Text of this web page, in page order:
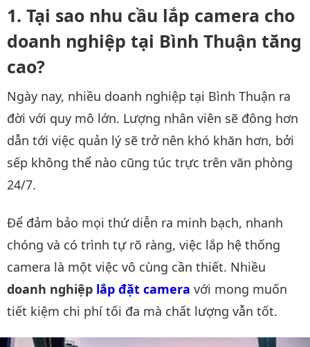
Tại sao nhu cầu lắp camera cho
doanh nghiệp tại Bình Thuận tăng
cao?
Ngày nay, nhiều doanh nghiệp tại Bình Thuận ra
đời với quy mô lớn. Lượng nhân viên sẽ đông hơn
dẫn tới việc quản lý sẽ trở nên khó khăn hơn, bởi
sếp không thể nào cũng túc trực trên văn phòng
24/7.
Để đảm bảo mọi thứ diễn ra minh bạch, nhanh
chóng và có trình tự rõ ràng, việc lắp hệ thống
camera là một việc vô cùng cần thiết. Nhiều
doanh nghiệp lắp đặt camera với mong muốn
tiết kiệm chi phí tối đa mà chất lượng vẫn tốt.